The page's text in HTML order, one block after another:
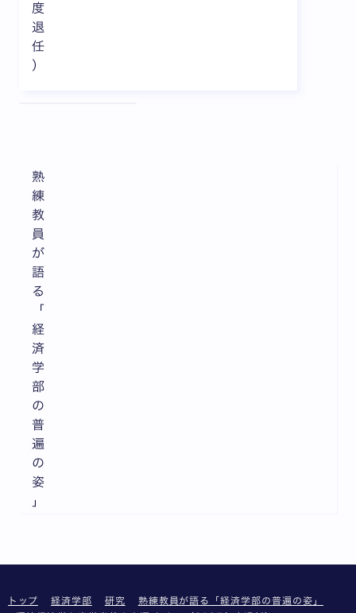
度
退
任
）
熟
練
教
員
が
語
る
「
経
済
学
部
の
普
遍
の
姿
」
トップ 経済学部 研究
熟練教員が語る「経済学部の普遍の姿」